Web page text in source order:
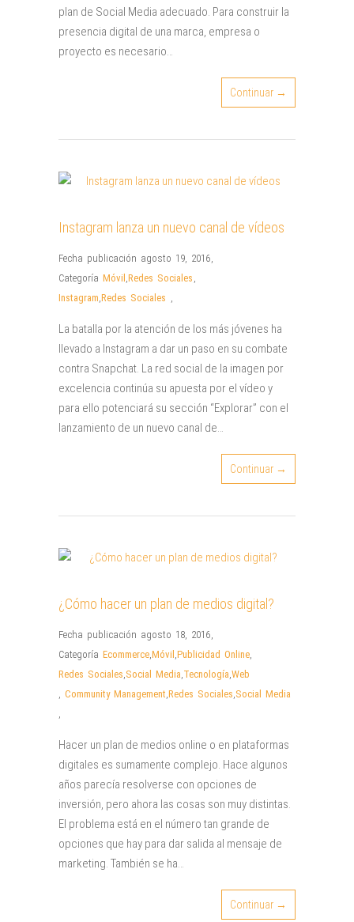
plan de Social Media adecuado. Para construir la
presencia digital de una marca, empresa o
proyecto es necesario…
Continuar →
Instagram lanza un nuevo canal de vídeos
Fecha publicación agosto 19, 2016,
Categoría Móvil ,Redes Sociales ,
Instagram,Redes Sociales ,
La batalla por la atención de los más jóvenes ha
llevado a Instagram a dar un paso en su combate
contra Snapchat. La red social de la imagen por
excelencia continúa su apuesta por el vídeo y
para ello potenciará su sección “Explorar” con el
lanzamiento de un nuevo canal de…
Continuar →
¿Cómo hacer un plan de medios digital?
Fecha publicación agosto 18, 2016,
Categoría Ecommerce,Móvil ,Publicidad Online,
Redes Sociales,Social Media,Tecnología,Web
, Community Management,Redes Sociales,Social Media
,
Hacer un plan de medios online o en plataformas
digitales es sumamente complejo. Hace algunos
años parecía resolverse con opciones de
inversión, pero ahora las cosas son muy distintas.
El problema está en el número tan grande de
opciones que hay para dar salida al mensaje de
marketing. También se ha…
Continuar →